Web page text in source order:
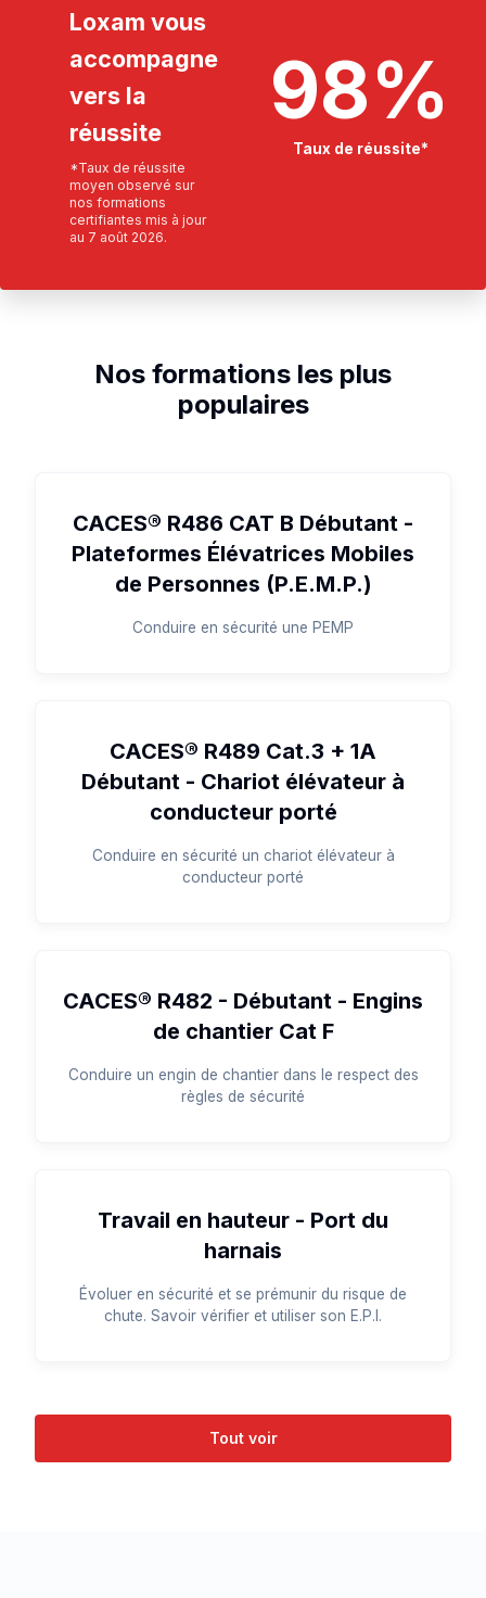
Loxam vous
accompagne
vers la
réussite
*Taux de réussite
moyen observé sur
nos formations
certifiantes mis à jour
au 7 août 2026.
98%
Taux de réussite*
Nos formations les plus
populaires
CACES® R486 CAT B Débutant -
Plateformes Élévatrices Mobiles
de Personnes (P.E.M.P.)
Conduire en sécurité une PEMP
CACES® R489 Cat.3 + 1A
Débutant - Chariot élévateur à
conducteur porté
Conduire en sécurité un chariot élévateur à
conducteur porté
CACES® R482 - Débutant - Engins
de chantier Cat F
Conduire un engin de chantier dans le respect des
règles de sécurité
Travail en hauteur - Port du
harnais
Évoluer en sécurité et se prémunir du risque de
chute. Savoir vérifier et utiliser son E.P.I.
Tout voir